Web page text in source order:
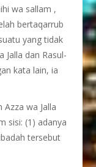
wa sallam ,
bertaqarrub
yang tidak
Jalla dan Rasul-
kata lain, ia
wa Jalla
sisi: (1) adanya
tersebut